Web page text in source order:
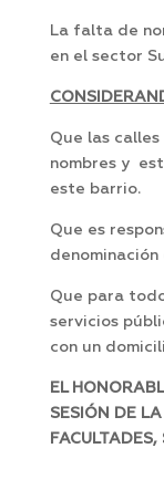
La falta de
en el sector
Que las
nombres y
este barrio.
Que es
Que para
servicios
con un
EL
SESIÓN DE